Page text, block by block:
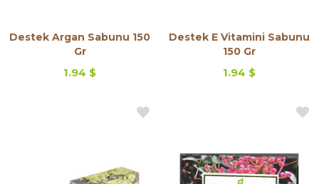
Destek Argan Sabunu 150
Gr
1.94 $
Destek E Vitamini Sabunu
150 Gr
1.94 $